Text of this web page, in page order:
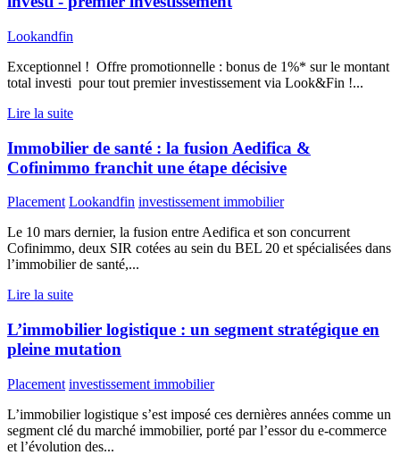
Lookandfin
Exceptionnel ! Offre promotionnelle : bonus de 1%* sur le montant
total investi pour tout premier investissement via Look&Fin !...
Lire la suite
Immobilier de santé : la fusion Aedifica &
Cofinimmo franchit une étape décisive
Placement Lookandfin investissement immobilier
Le 10 mars dernier, la fusion entre Aedifica et son concurrent
Cofinimmo, deux SIR cotées au sein du BEL 20 et spécialisées dans
l’immobilier de santé,...
Lire la suite
L’immobilier logistique : un segment stratégique en
pleine mutation
Placement investissement immobilier
L’immobilier logistique s’est imposé ces dernières années comme un
segment clé du marché immobilier, porté par l’essor du e-commerce
et l’évolution des...